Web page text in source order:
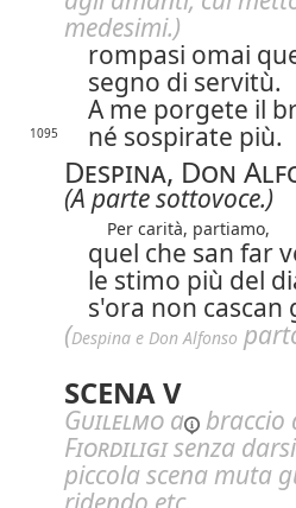
medesimi.)
rompasi omai
segno di servitù.
A me porgete il
1095 né sospirate più.
Despina, Don
(A parte sottovoce.)
Per carità, partiamo,
quel che san far
le stimo più del
s'ora non cascan
(Despina e Don Alfonso
SCENA V
Guilelmo a braccio
Fiordiligisenza darsi
piccola scena muta